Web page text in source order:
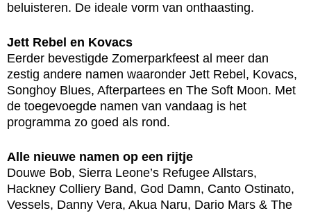
beluisteren. De ideale vorm van onthaasting.
Jett Rebel en Kovacs
Eerder bevestigde Zomerparkfeest al meer dan
zestig andere namen waaronder Jett Rebel, Kovacs,
Songhoy Blues, Afterpartees en The Soft Moon. Met
de toegevoegde namen van vandaag is het
programma zo goed als rond.
Alle nieuwe namen op een rijtje
Douwe Bob, Sierra Leone’s Refugee Allstars,
Hackney Colliery Band, God Damn, Canto Ostinato,
Vessels, Danny Vera, Akua Naru, Dario Mars & The